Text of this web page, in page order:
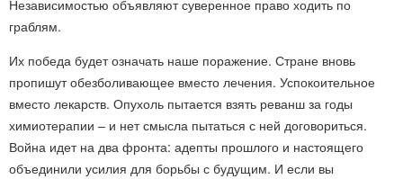
Независимостью объявляют суверенное право ходить по
граблям.
Их победа будет означать наше поражение. Стране вновь
пропишут обезболивающее вместо лечения. Успокоительное
вместо лекарств. Опухоль пытается взять реванш за годы
химиотерапии – и нет смысла пытаться с ней договориться.
Война идет на два фронта: адепты прошлого и настоящего
объединили усилия для борьбы с будущим. И если вы